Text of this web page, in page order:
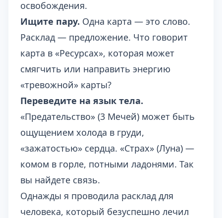
освобождения.
Ищите пару. Одна карта — это слово.
Расклад — предложение. Что говорит
карта в «Ресурсах», которая может
смягчить или направить энергию
«тревожной» карты?
Переведите на язык тела.
«Предательство» (3 Мечей) может быть
ощущением холода в груди,
«зажатостью» сердца. «Страх» (Луна) —
комом в горле, потными ладонями. Так
вы найдете связь.
Однажды я проводила расклад для
человека, который безуспешно лечил